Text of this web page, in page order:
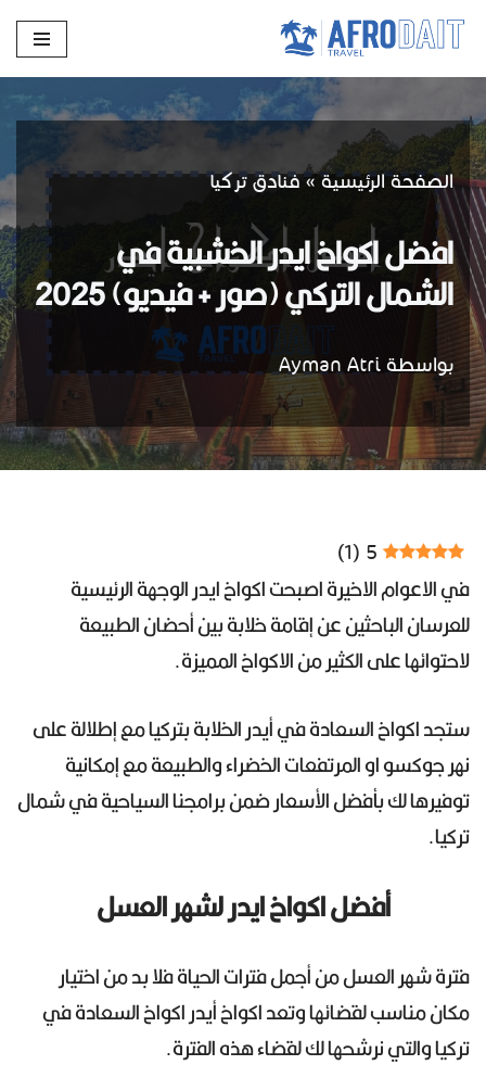
المحتوى
الصفحة الرئيسية»فنادق تركيا
افضل اكواخ ايدر الخشبية في
الشمال التركي (صور + فيديو) 2025
بواسطة Ayman Atri
5
(
1
)
في الاعوام الاخيرة اصبحت اكواخ ايدر الوجهة الرئيسية
للعرسان الباحثين عن إقامة خلابة بين أحضان الطبيعة
لاحتوائها على الكثير من الاكواخ المميزة.
ستجد اكواخ السعادة في أيدر الخلابة بتركيا مع إطلالة على
نهر جوكسو او المرتفعات الخضراء والطبيعة مع إمكانية
توفيرها لك بأفضل الأسعار ضمن برامجنا السياحية في شمال
تركيا.
أفضل اكواخ ايدر لشهر العسل
فترة شهر العسل من أجمل فترات الحياة فلا بد من اختيار
مكان مناسب لقضائها وتعد اكواخ أيدر اكواخ السعادة في
تركيا والتي نرشحها لك لقضاء هذه الفترة.